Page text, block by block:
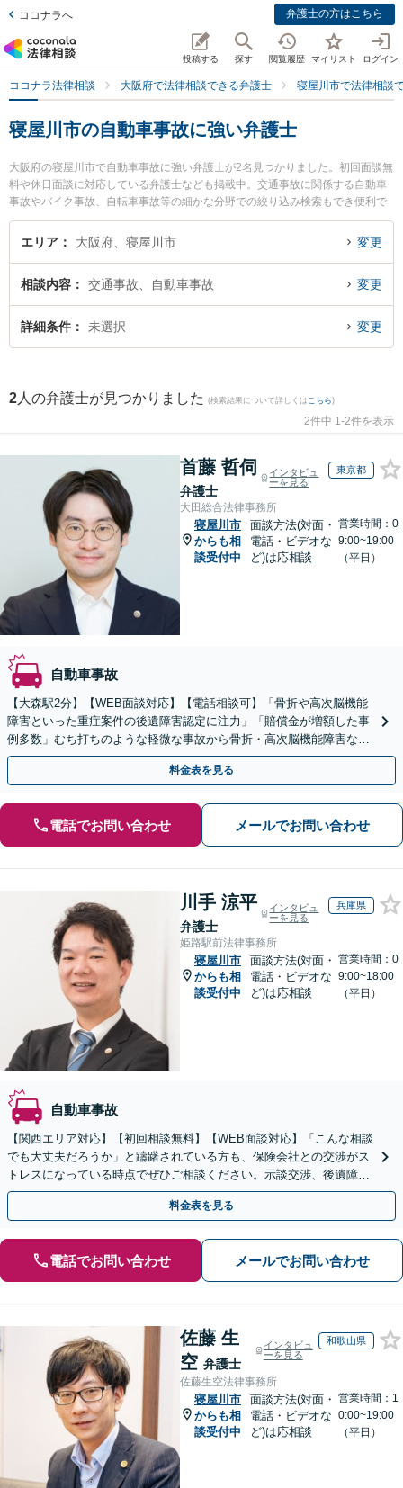
ココナラへ 弁護士の方はこちら
投稿する 探す 閲覧履歴 マイリスト ログイン
ココナラ法律相談 大阪府で法律相談できる弁護士 寝屋川市で法律相談
寝屋川市の自動車事故に強い弁護士
大阪府の寝屋川市で自動車事故に強い弁護士が2名見つかりました。初回面談無
料や休日面談に対応している弁護士なども掲載中。交通事故に関係する自動車
事故やバイク事故、自転車事故等の細かな分野での絞り込み検索もでき便利で
す。特に北河内総合法律事務所の金尾 基樹弁護士や弁護士法人東部おおさか 本
部寝屋川法律事務所の中塚 雄太弁護士のプロフィール情報や弁護士費用、強み
富な近くの弁護士を検索したい』『初回相談無料で自動車事故を法律相談でき
る寝屋川市内の弁護士に相談予約したい』などでお困りの相談者さんにおすす
めです。
エリア 大阪府、寝屋川市 変更
相談内容 交通事故、自動車事故 変更
詳細条件 未選択 変更
2 人の弁護士が見つかりました (検索結果について詳しくは こちら)
2件中 1-2件を表示
首藤 哲伺
弁護士
インタビュ
ーを見る
東京都
大田総合法律事務所
寝屋川市
からも相
談受付中
面談方法(対面・
電話・ビデオな
ど)は応相談
営業時間：0
9:00~19:00
（平日）
自動車事故
【大森駅2分】【WEB面談対応】【電話相談可】「骨折や高次脳機能
障害といった重症案件の後遺障害認定に注力」「賠償金が増額した事
例多数」むち打ちのような軽微な事故から骨折・高次脳機能障害など
の重症事故まで、事故の規模に関わらず対応いたします
料金表を見る
電話でお問い合わせ メールでお問い合わせ
川手 涼平
弁護士
インタビュ
ーを見る
兵庫県
姫路駅前法律事務所
寝屋川市
からも相
談受付中
面談方法(対面・
電話・ビデオな
ど)は応相談
営業時間：0
9:00~18:00
（平日）
自動車事故
【関西エリア対応】【初回相談無料】【WEB面談対応】「こんな相談
でも大丈夫だろうか」と躊躇されている方も、保険会社との交渉がス
トレスになっている時点でぜひご相談ください。示談交渉、後遺障害
等級認定、過失割合などすべて対応【休日・夜間相談可】
料金表を見る
電話でお問い合わせ メールでお問い合わせ
佐藤 生
空 弁護士
インタビュ
ーを見る
和歌山県
佐藤生空法律事務所
寝屋川市
からも相
談受付中
面談方法(対面・
電話・ビデオな
ど)は応相談
営業時間：1
0:00~19:00
（平日）